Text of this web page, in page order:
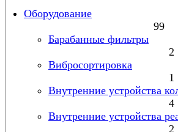
Оборудование
99
Барабанные фильтры
2
Вибросортировка
1
Внутренние устройства
4
Внутренние устройства
2